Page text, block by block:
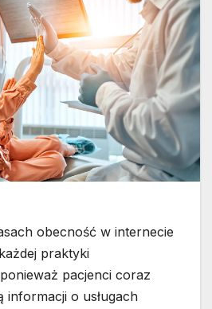
obecność w internecie
praktyki
pacjenci coraz
informacji o usługach